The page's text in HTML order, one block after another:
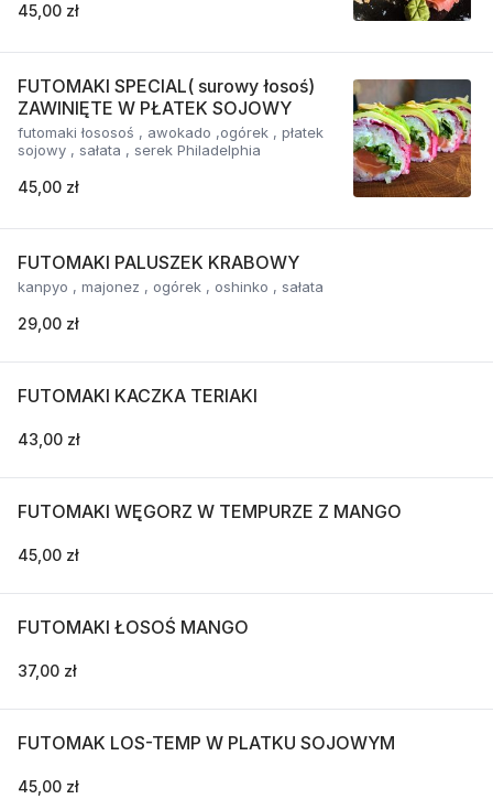
45,00 zł
FUTOMAKI SPECIAL( surowy łosoś)
ZAWINIĘTE W PŁATEK SOJOWY
futomaki łososoś , awokado ,ogórek , płatek
sojowy , sałata , serek Philadelphia
45,00 zł
FUTOMAKI PALUSZEK KRABOWY
kanpyo , majonez , ogórek , oshinko , sałata
29,00 zł
FUTOMAKI KACZKA TERIAKI
43,00 zł
FUTOMAKI WĘGORZ W TEMPURZE Z MANGO
45,00 zł
FUTOMAKI ŁOSOŚ MANGO
37,00 zł
FUTOMAK LOS-TEMP W PLATKU SOJOWYM
45,00 zł